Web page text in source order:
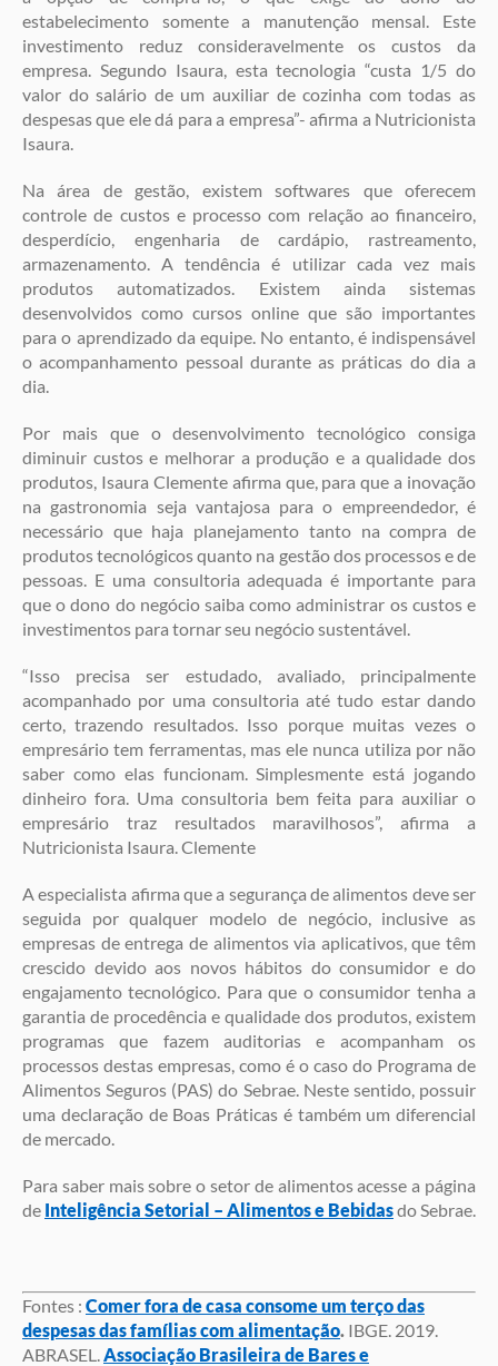
estabelecimento somente a manutenção mensal. Este
investimento reduz consideravelmente os custos da
empresa. Segundo Isaura, esta tecnologia “custa 1/5 do
valor do salário de um auxiliar de cozinha com todas as
despesas que ele dá para a empresa”- afirma a Nutricionista
Isaura.
Na área de gestão, existem softwares que oferecem
controle de custos e processo com relação ao financeiro,
desperdício, engenharia de cardápio, rastreamento,
armazenamento. A tendência é utilizar cada vez mais
produtos automatizados. Existem ainda sistemas
desenvolvidos como cursos online que são importantes
para o aprendizado da equipe. No entanto, é indispensável
o acompanhamento pessoal durante as práticas do dia a
dia.
Por mais que o desenvolvimento tecnológico consiga
diminuir custos e melhorar a produção e a qualidade dos
produtos, Isaura Clemente afirma que, para que a inovação
na gastronomia seja vantajosa para o empreendedor, é
necessário que haja planejamento tanto na compra de
produtos tecnológicos quanto na gestão dos processos e de
pessoas. E uma consultoria adequada é importante para
que o dono do negócio saiba como administrar os custos e
investimentos para tornar seu negócio sustentável.
“Isso precisa ser estudado, avaliado, principalmente
acompanhado por uma consultoria até tudo estar dando
certo, trazendo resultados. Isso porque muitas vezes o
empresário tem ferramentas, mas ele nunca utiliza por não
saber como elas funcionam. Simplesmente está jogando
dinheiro fora. Uma consultoria bem feita para auxiliar o
empresário traz resultados maravilhosos”, afirma a
Nutricionista Isaura. Clemente
A especialista afirma que a segurança de alimentos deve ser
seguida por qualquer modelo de negócio, inclusive as
empresas de entrega de alimentos via aplicativos, que têm
crescido devido aos novos hábitos do consumidor e do
engajamento tecnológico. Para que o consumidor tenha a
garantia de procedência e qualidade dos produtos, existem
programas que fazem auditorias e acompanham os
processos destas empresas, como é o caso do Programa de
Alimentos Seguros (PAS) do Sebrae. Neste sentido, possuir
uma declaração de Boas Práticas é também um diferencial
de mercado.
Para saber mais sobre o setor de alimentos acesse a página
de Inteligência Setorial – Alimentos e Bebidasdo Sebrae.
Fontes : Comer fora de casa consome um terço das
despesas das famílias com alimentação. IBGE. 2019.
ABRASEL.Associação Brasileira de Bares e